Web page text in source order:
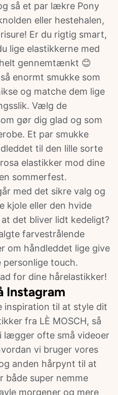
så et par lækre Pony
eller hestehalen,
Er du rigtig smart,
lige elastikkerne med
gennemtænkt 😊
enormt smukke som
og matche dem lige
Vælg de
gør dig glad og som
Et par smukke
til den lille sorte
elastikker mod dine
sommerfest.
med det sikre valg og
kjole eller den hvide
det bliver lidt kedeligt?
farvestrålende
om håndleddet lige give
touch.
for dine hårelastikker!
Instagram
inspiration til at style dit
fra LÈ MOSCH, så
lægger ofte små videoer
vi bruger vores
anden hårpynt til at
super nemme
morgener og mere